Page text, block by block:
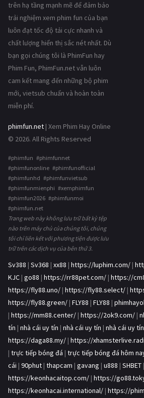
trên hạ tầng mạnh mẽ để đảm bảo
trải nghiệm xem phim fun của bạn
luôn đạt tốc độ tải cực nhanh và
chất lượng hiển thị sắc nét nhất. Dù
bạn gọi chúng tôi là PhimFun hay
Phim Fun, PhimFun.net vẫn luôn
cam kết mang đến những bộ phim
mới, vietsub chuẩn và hoàn toàn
miễn phí.
phimfun.net | Xem Phim Hay Online
© 2026. All Rights Reserved
#phimfun #phimfunnet
#phimfunonline #phimfunofficial
#phimfunhd #phimfunvietsub
#phimfunmienphi #xemphimfun
#phimfun2026 #phimfunmoi
#phimfun.net
Trang web này không lưu trữ bất kỳ tệp
nào trên máy chủ của chúng tôi, chúng
tôi chỉ liên kết với phương tiện được lưu
trữ trên các dịch vụ của bên thứ 3.
Sv388 | Sv368 | xx88 | https://luphim.com/ |
KJC | go88 | https://rr88pet.com/ | https://
https://fly88.uno/ | https://fly88.select/ |
https://fly88.green/ | FLY88 | FLY88 |
| https://mm88.center/ | https://2ok9.com/ |
tín | nhà cái uy tín | nhà cái uy tín | nhà cái uy tín
https://daga88.my/ | https://
| trực tiếp bóng đá | trực tiếp bóng đá hôm
cái | 90phut | thapcam | gavang | u888 | SHBET |
https://keonhacaitop.com/ | https://
https://keonhacai.international/ | https://